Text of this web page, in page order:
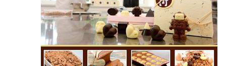
Jizerou
Sloup svatého Jakuba Většího u Jelení
skály
Sloup Panny Marie s Ježíškem
(Svatohorská Madona) v Klášterci nad Ohří